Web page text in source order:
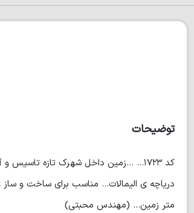
گاز
توضیحات
کد ۱۷۲۳... ...زمین داخل شهرک تازه
متر زمین... (مهندس محبتی)